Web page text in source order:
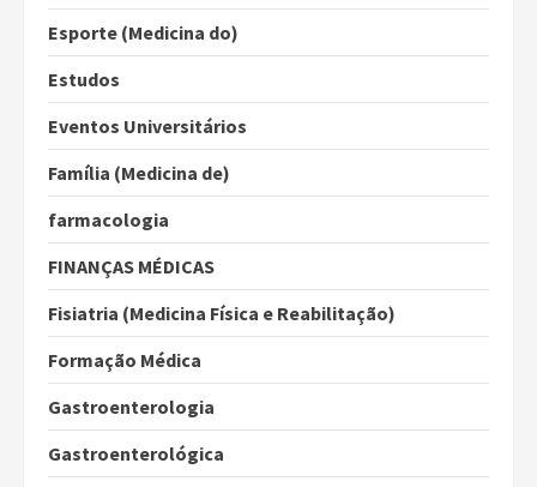
Esporte (Medicina do)
Estudos
Eventos Universitários
Família (Medicina de)
farmacologia
FINANÇAS MÉDICAS
Fisiatria (Medicina Física e Reabilitação)
Formação Médica
Gastroenterologia
Gastroenterológica